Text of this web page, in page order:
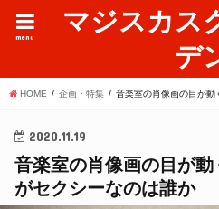
マジスカス
デ
menu
HOME 企画・特集 音楽室の肖像画の目が動
2020.11.19
音楽室の肖像画の目が動
がセクシーなのは誰か